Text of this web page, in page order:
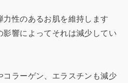
力性のあるお肌を維持します
影響によってそれは減少してい
コラーゲン、エラスチンも減少